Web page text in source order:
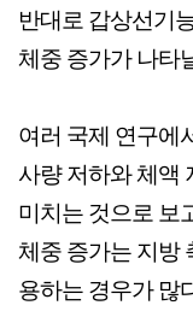
반대로 갑상선기
체중 증가가 나타
여러 국제 연구에
사량 저하와 체액
미치는 것으로 보
체중 증가는 지방
용하는 경우가 많